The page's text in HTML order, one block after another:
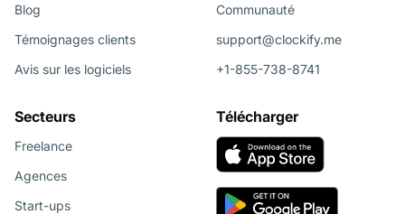
Blog
Témoignages clients
Avis sur les logiciels
Secteurs
Freelance
Agences
Start-ups
Communauté
support@clockify.me
+1-855-738-8741
Télécharger